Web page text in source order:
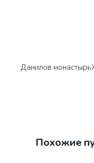
Данилов монастырь
Похожие